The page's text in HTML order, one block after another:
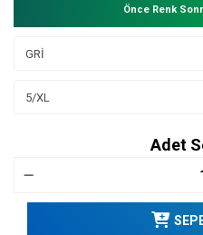
Önce Renk
Adet